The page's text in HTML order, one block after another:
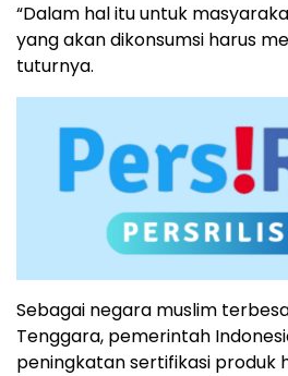
“Dalam hal itu untuk
yang akan dikonsumsi harus
tuturnya.
Sebagai negara muslim
Tenggara, pemerintah
peningkatan sertifikasi produk